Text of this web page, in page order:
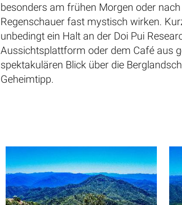
besonders am frühen Morgen oder
Regenschauer fast mystisch wirken.
unbedingt ein Halt an der Doi Pui
Aussichtsplattform oder dem Café aus
spektakulären Blick über die
Geheimtipp.